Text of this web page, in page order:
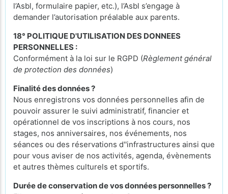
l’Asbl, formulaire papier, etc.), l’Asbl s’engage à
demander l’autorisation préalable aux parents.
18° POLITIQUE D'UTILISATION DES DONNEES
PERSONNELLES :
Conformément à la loi sur le RGPD (Règlement général
de protection des données)
Finalité des données ?
Nous enregistrons vos données personnelles afin de
pouvoir assurer le suivi administratif, financier et
opérationnel de vos inscriptions à nos cours, nos
stages, nos anniversaires, nos événements, nos
séances ou des réservations d''infrastructures ainsi que
pour vous aviser de nos activités, agenda, évènements
et autres thèmes culturels et sportifs.
Durée de conservation de vos données personnelles ?